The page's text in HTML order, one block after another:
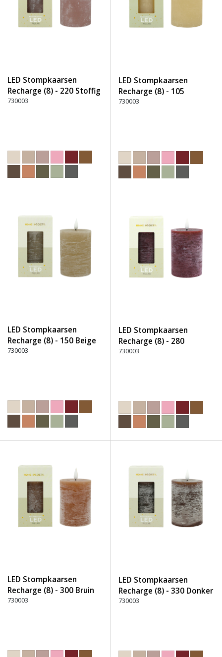
LED Stompkaarsen
Recharge (8) - 220 Stoffig
roze
730003
LED Stompkaarsen
Recharge (8) - 105
Gebroken Wit
730003
LED Stompkaarsen
Recharge (8) - 150 Beige
730003
LED Stompkaarsen
Recharge (8) - 280
Bourgondisch Rood
730003
LED Stompkaarsen
Recharge (8) - 300 Bruin
730003
LED Stompkaarsen
Recharge (8) - 330 Donker
Bruin
730003